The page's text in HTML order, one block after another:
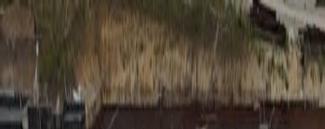
RADIO SOMEȘ
Categorii